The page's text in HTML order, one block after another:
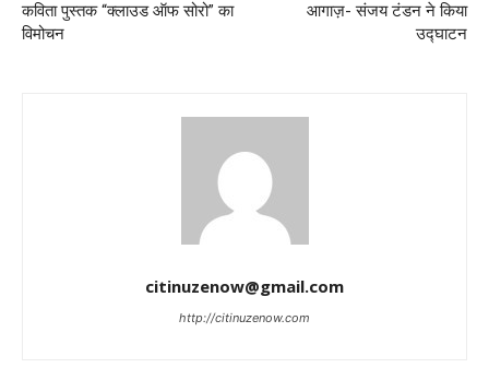
कविता पुस्तक “क्लाउड ऑफ सोरो” का
विमोचन
आगाज़- संजय टंडन ने किया
उद्घाटन
citinuzenow@gmail.com
http://citinuzenow.com